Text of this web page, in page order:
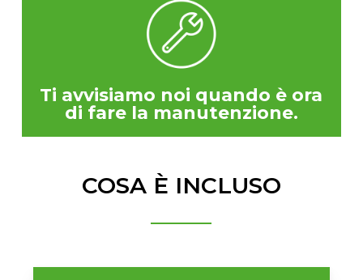
Ti avvisiamo noi quando è ora
di fare la manutenzione.
COSA È INCLUSO